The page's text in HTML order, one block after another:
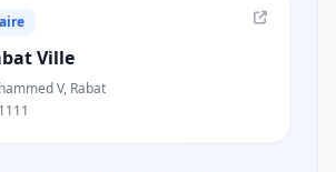
Ville
V, Rabat